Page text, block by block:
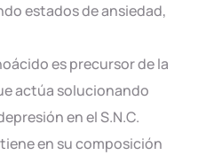
estados de ansiedad,
es precursor de la
actúa solucionando
en el S.N.C.
en su composición